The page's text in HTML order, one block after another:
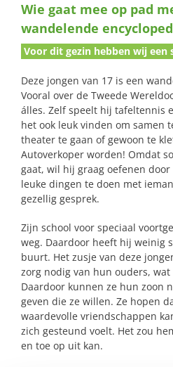
naar:
Wie gaat mee op pad
wandelende
Voor dit gezin hebben wij een
Deze jongen van 17 is een
Vooral over de Tweede
álles. Zelf speelt hij tafeltennis
het ook leuk vinden om samen
theater te gaan of gewoon te
Autoverkoper worden! Omdat
gaat, wil hij graag oefenen
leuke dingen te doen met
gezellig gesprek.
Zijn school voor speciaal
weg. Daardoor heeft hij weinig
buurt. Het zusje van deze
zorg nodig van hun ouders,
Daardoor kunnen ze hun zoon
geven die ze willen. Ze hopen
waardevolle vriendschappen
zich gesteund voelt. Het zou
en toe op uit kan.